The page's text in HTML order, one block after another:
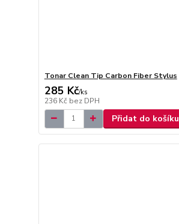
Tonar Clean Tip Carbon Fiber Stylus
285 Kč/ks
236 Kč bez DPH
Přidat do košíku